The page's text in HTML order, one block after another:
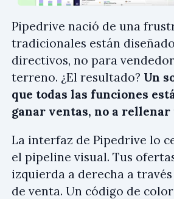
Pipedrive nació de una
tradicionales están
directivos, no para
terreno. ¿El resultado? Un
que todas las funciones
ganar ventas, no a
La interfaz de Pipedrive lo
el pipeline visual. Tus
izquierda a derecha a
de venta. Un código de